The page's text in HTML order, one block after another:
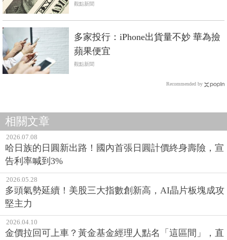
觀點新聞
多家投行：iPhone出貨量不妙 華為撿
蘋果便宜
觀點新聞
Recommended by
相關文章
2026.07.08
哈日族的日圓新出路！國內首張日圓計價終身壽險，宣
告利率喊到3%
2026.05.28
多頭氣勢延續！美股三大指數創新高，AI晶片板塊成攻
堅主力
2026.04.10
金價拉回可上車？黃金基金經理人點名「這區間」，直